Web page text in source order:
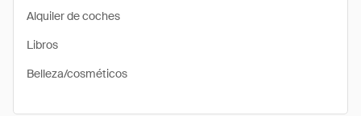
Alquiler de coches
Libros
Belleza/cosméticos